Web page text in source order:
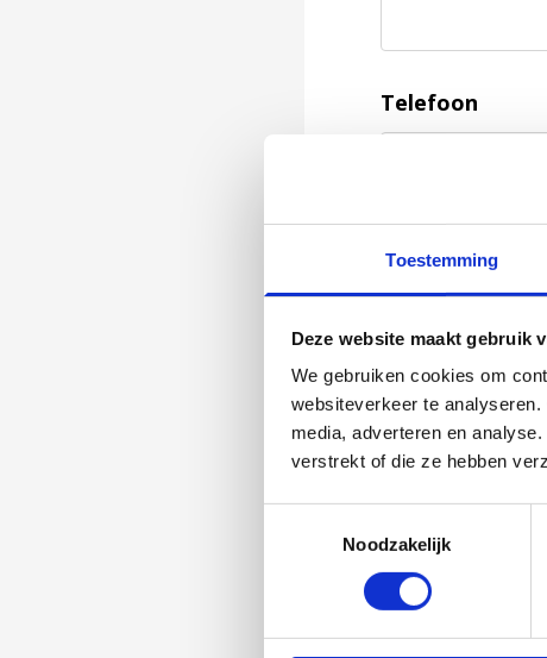
Toestemming
Deze website maakt gebruik
We gebruiken cookies om
websiteverkeer te
media, adverteren en
verstrekt of die ze hebben
Noodzakelijk
Telefoon
Feedback*